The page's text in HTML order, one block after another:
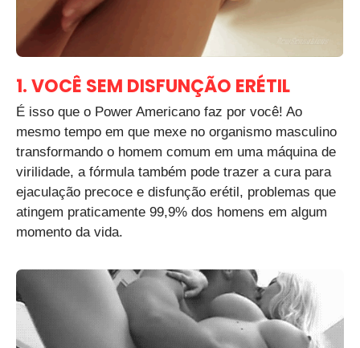
1. VOCÊ SEM DISFUNÇÃO ERÉTIL
É isso que o Power Americano faz por você! Ao
mesmo tempo em que mexe no organismo masculino
transformando o homem comum em uma máquina de
virilidade, a fórmula também pode trazer a cura para
ejaculação precoce e disfunção erétil, problemas que
atingem praticamente 99,9% dos homens em algum
momento da vida.